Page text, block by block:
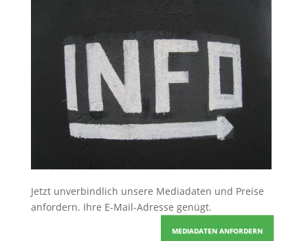
Jetzt unverbindlich unsere Mediadaten und Preise
anfordern. Ihre E-Mail-Adresse genügt.
MEDIADATEN ANFORDERN